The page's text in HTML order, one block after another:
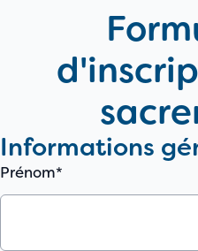
Églises
En direct
Services
S'engager
Informations
Prénom*